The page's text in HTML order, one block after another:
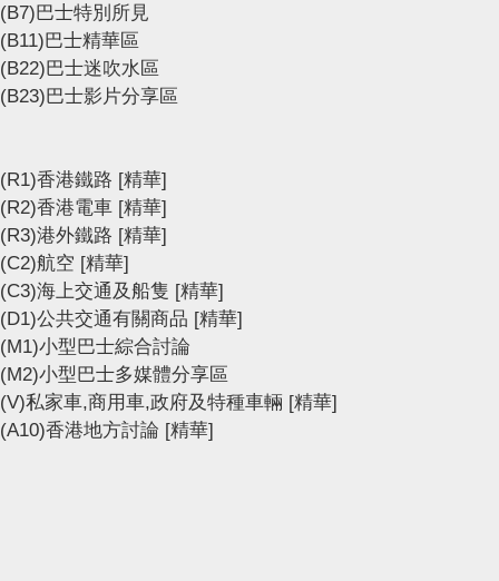
(B7)巴士特別所見
(B11)巴士精華區
(B22)巴士迷吹水區
(B23)巴士影片分享區
(R1)香港鐵路 [精華]
(R2)香港電車 [精華]
(R3)港外鐵路 [精華]
(C2)航空 [精華]
(C3)海上交通及船隻 [精華]
(D1)公共交通有關商品 [精華]
(M1)小型巴士綜合討論
(M2)小型巴士多媒體分享區
(V)私家車,商用車,政府及特種車輛 [精華]
(A10)香港地方討論 [精華]